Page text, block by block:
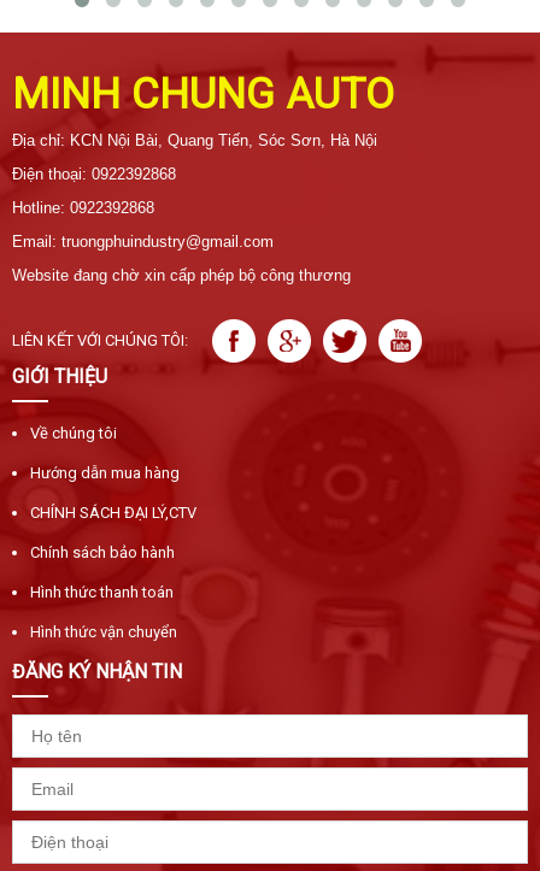
MINH CHUNG AUTO
Địa chỉ: KCN Nội Bài, Quang Tiến, Sóc Sơn, Hà Nội
Điện thoại: 0922392868
Hotline: 0922392868
Email: truongphuindustry@gmail.com
Website đang chờ xin cấp phép bộ công thương
LIÊN KẾT VỚI CHÚNG TÔI:
GIỚI THIỆU
Về chúng tôi
Hướng dẫn mua hàng
CHÍNH SÁCH ĐẠI LÝ,CTV
Chính sách bảo hành
Hình thức thanh toán
Hình thức vận chuyển
ĐĂNG KÝ NHẬN TIN